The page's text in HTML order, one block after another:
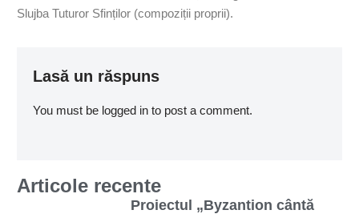
Slujba Tuturor Sfinților (compoziții proprii).
Lasă un răspuns
You must be logged in to post a comment.
Articole recente
Proiectul „Byzantion cântă